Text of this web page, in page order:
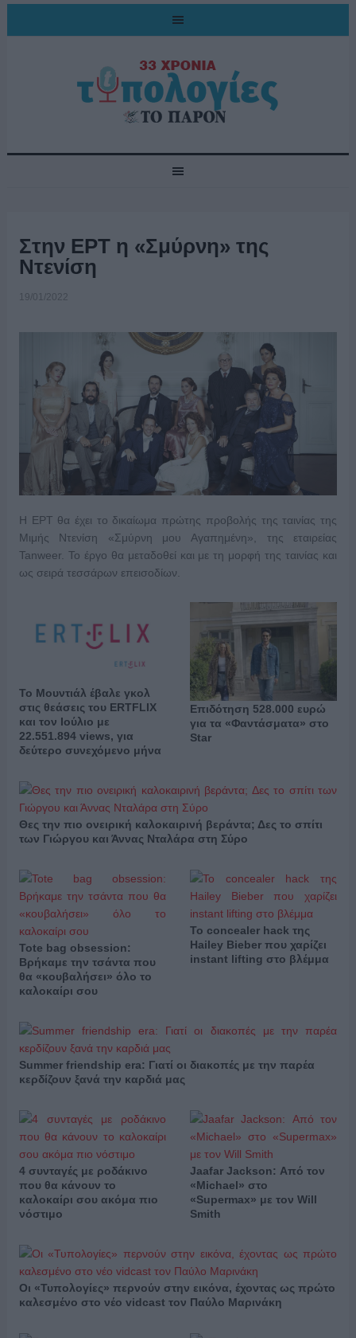
Στην ΕΡΤ η «Σμύρνη» της
Ντενίση
19/01/2022
H ΕΡΤ θα έχει το δικαίωμα πρώτης προβολής της ταινίας της
Μιμής Ντενίση «Σμύρνη μου Αγαπημένη», της εταιρείας
Tanweer. Το έργο θα μεταδοθεί και με τη μορφή της ταινίας και
ως σειρά τεσσάρων επεισοδίων.
Το Μουντιάλ έβαλε γκολ
στις θεάσεις του ERTFLIX
και τον Ιούλιο με
22.551.894 views, για
δεύτερο συνεχόμενο μήνα
Επιδότηση 528.000 ευρώ
για τα «Φαντάσματα» στο
Star
Θες την πιο ονειρική καλοκαιρινή βεράντα; Δες το σπίτι
των Γιώργου και Άννας Νταλάρα στη Σύρο
Tote bag obsession:
Βρήκαμε την τσάντα που
θα «κουβαλήσει» όλο το
καλοκαίρι σου
Το concealer hack της
Hailey Bieber που χαρίζει
instant lifting στο βλέμμα
Summer friendship era: Γιατί οι διακοπές με την παρέα
κερδίζουν ξανά την καρδιά μας
4 συνταγές με ροδάκινο
που θα κάνουν το
καλοκαίρι σου ακόμα πιο
νόστιμο
Jaafar Jackson: Από τον
«Michael» στο
«Supermax» με τον Will
Smith
Οι «Τυπολογίες» περνούν στην εικόνα, έχοντας ως πρώτο
καλεσμένο στο νέο vidcast τον Παύλο Μαρινάκη